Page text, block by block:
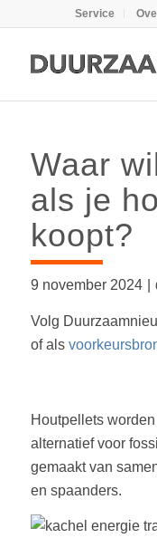
Service
Waar
als je
koopt?
9 november 2024
Volg
of als
Houtpellets
alternatief voor
gemaakt van
en spaanders.